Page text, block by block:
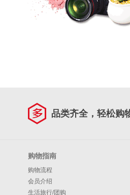
品类齐全，轻松购
购物指南
购物流程
会员介绍
生活旅行/团购